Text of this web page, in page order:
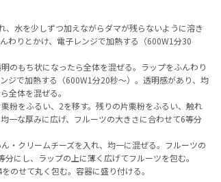
、水を少しずつ加えながらダマが残らないように溶き
わりとかけ、電子レンジで加熱する（600W1分30
のもち状になったら全体を混ぜる。ラップをふんわり
ジで加熱する（600W1分20秒〜）。透明感があり、均
全体を混ぜる。
粉をふるい、2を移す。残りの片栗粉をふるい、触れ
一な厚みに広げ、フルーツの大きさに合わせて6等分
・クリームチーズを入れ、均一に混ぜる。フルーツの
分にし、ラップの上に薄く広げてフルーツを包む。
のせて丸く包む。容器に盛り付ける。